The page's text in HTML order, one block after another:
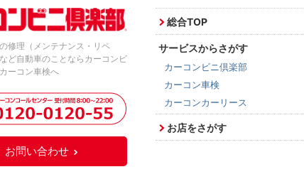
修理（メンテナンス・リペ
ど自動車のことならカーコンビ
ーコン車検へ
お問い合わせ
総合TOP
サービスからさがす
カーコンビニ倶楽部
カーコン車検
カーコンカーリース
お店をさがす